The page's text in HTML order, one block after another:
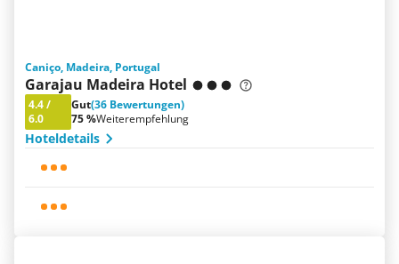
Caniço, Madeira, Portugal
Garajau Madeira Hotel
4.4/
6.0
Gut(36 Bewertungen)
75 %Weiterempfehlung
Hoteldetails